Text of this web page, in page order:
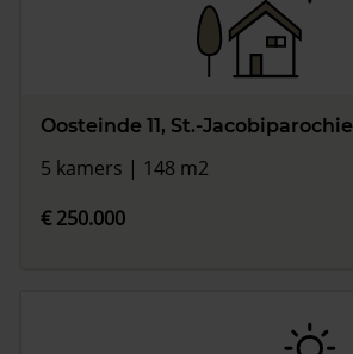
Oosteinde 11, St.-Jacobiparochie
5 kamers | 148 m2
€ 250.000